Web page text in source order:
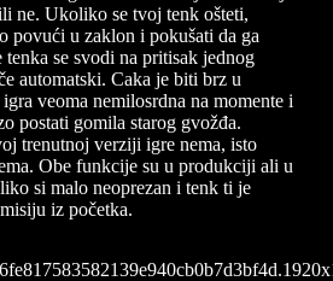
ne. Ukoliko se tvoj tenk ošteti,
povući u zaklon i pokušati da ga
se svodi na pritisak jednog
automatski. Caka je biti brz u
veoma nemilosrdna na momente i
postati gomila starog gvožđa.
trenutnoj verziji igre nema, isto
Obe funkcije su u produkciji ali u
si malo neoprezan i tenk ti je
iz početka.